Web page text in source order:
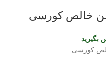
خالص کورسی
بگیرید
کورسی